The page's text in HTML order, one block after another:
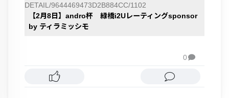
DETAIL/9644469473D2B884CC/1102
【2月8日】andro杯 緑橋i2Uレーティングsponsor
by ティラミッシモ
0